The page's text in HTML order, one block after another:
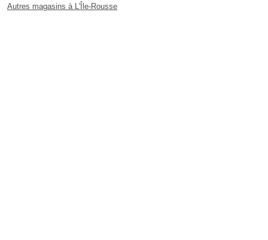
Autres magasins à L'Île-Rousse